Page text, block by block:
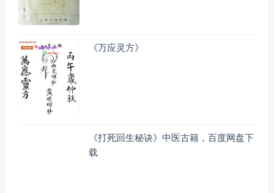
《万应灵方》
《打死回生秘诀》中医古籍，百度网盘下
载